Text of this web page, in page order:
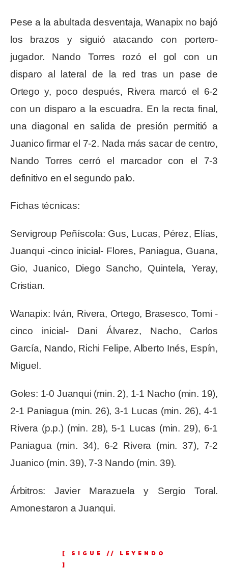
Pese a la abultada desventaja, Wanapix no bajó
los brazos y siguió atacando con portero-
jugador. Nando Torres rozó el gol con un
disparo al lateral de la red tras un pase de
Ortego y, poco después, Rivera marcó el 6-2
con un disparo a la escuadra. En la recta final,
una diagonal en salida de presión permitió a
Juanico firmar el 7-2. Nada más sacar de centro,
Nando Torres cerró el marcador con el 7-3
definitivo en el segundo palo.
Fichas técnicas:
Servigroup Peñíscola: Gus, Lucas, Pérez, Elías,
Juanqui -cinco inicial- Flores, Paniagua, Guana,
Gio, Juanico, Diego Sancho, Quintela, Yeray,
Cristian.
Wanapix: Iván, Rivera, Ortego, Brasesco, Tomi -
cinco inicial- Dani Álvarez, Nacho, Carlos
García, Nando, Richi Felipe, Alberto Inés, Espín,
Miguel.
Goles: 1-0 Juanqui (min. 2), 1-1 Nacho (min. 19),
2-1 Paniagua (min. 26), 3-1 Lucas (min. 26), 4-1
Rivera (p.p.) (min. 28), 5-1 Lucas (min. 29), 6-1
Paniagua (min. 34), 6-2 Rivera (min. 37), 7-2
Juanico (min. 39), 7-3 Nando (min. 39).
Árbitros: Javier Marazuela y Sergio Toral.
Amonestaron a Juanqui.